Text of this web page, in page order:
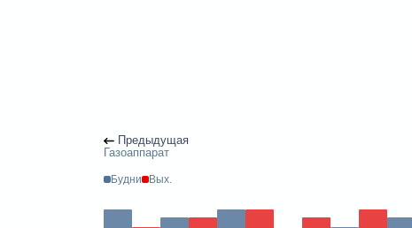
Предыдущая
Газоаппарат
Будни Вых.